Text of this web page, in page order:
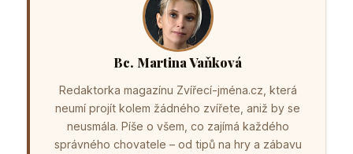
Bc. Martina Vaňková
Redaktorka magazínu Zvířecí-jména.cz, která
neumí projít kolem žádného zvířete, aniž by se
neusmála. Píše o všem, co zajímá každého
správného chovatele – od tipů na hry a zábavu